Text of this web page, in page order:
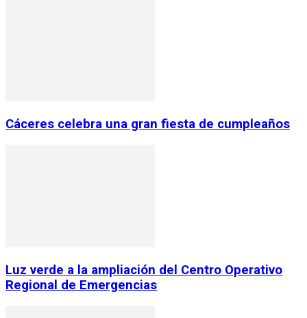
Cáceres celebra una gran fiesta de cumpleaños
Luz verde a la ampliación del Centro Operativo
Regional de Emergencias